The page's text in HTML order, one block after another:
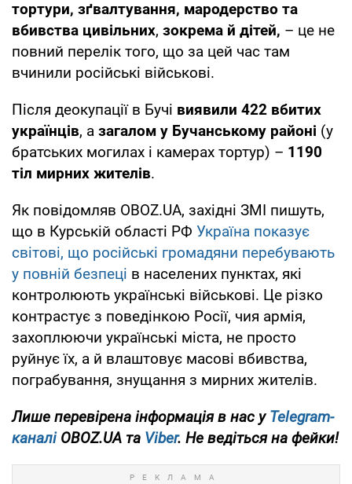
тортури, зґвалтування, мародерство та
вбивства цивільних, зокрема й дітей, – це не
повний перелік того, що за цей час там
вчинили російські військові.
Після деокупації в Бучі виявили 422 вбитих
українців, а загалом у Бучанському районі (у
братських могилах і камерах тортур) – 1190
тіл мирних жителів.
Як повідомляв OBOZ.UA, західні ЗМІ пишуть,
що в Курській області РФ Україна показує
світові, що російські громадяни перебувають
у повній безпеці в населених пунктах, які
контролюють українські військові. Це різко
контрастує з поведінкою Росії, чия армія,
захоплюючи українські міста, не просто
руйнує їх, а й влаштовує масові вбивства,
пограбування, знущання з мирних жителів.
Лише перевірена інформація в нас уTelegram-
каналіOBOZ.UA та Viber. Не ведіться на фейки!